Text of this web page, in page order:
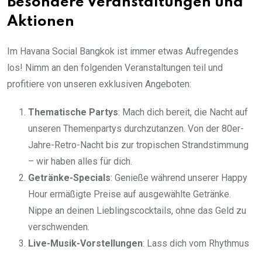
Aktionen
Im Havana Social Bangkok ist immer etwas Aufregendes
los! Nimm an den folgenden Veranstaltungen teil und
profitiere von unseren exklusiven Angeboten:
Thematische Partys: Mach dich bereit, die Nacht auf
unseren Themenpartys durchzutanzen. Von der 80er-
Jahre-Retro-Nacht bis zur tropischen Strandstimmung
– wir haben alles für dich.
Getränke-Specials: Genieße während unserer Happy
Hour ermäßigte Preise auf ausgewählte Getränke.
Nippe an deinen Lieblingscocktails, ohne das Geld zu
verschwenden.
Live-Musik-Vorstellungen: Lass dich vom Rhythmus